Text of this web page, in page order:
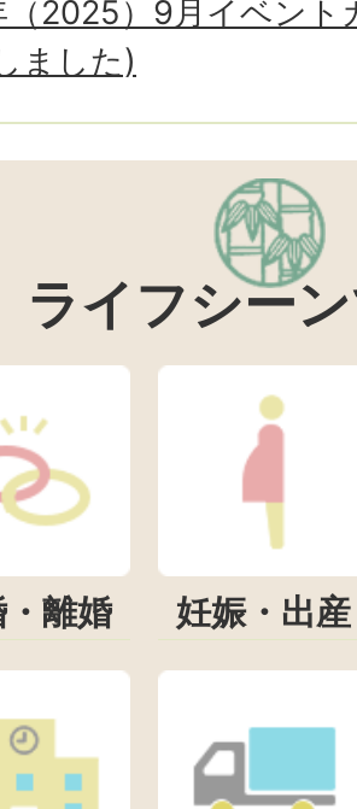
（2025）9月イベント
ました)
ライフシー
離婚 妊娠・出産